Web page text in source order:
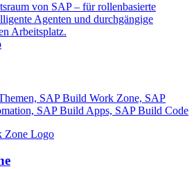
von SAP – für rollenbasierte
Agenten und durchgängige
Arbeitsplatz.
SAP Build Work Zone, SAP
SAP Build Apps, SAP Build Code